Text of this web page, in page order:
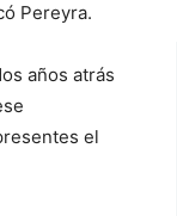
Pereyra.
años atrás
el